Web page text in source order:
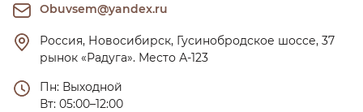
Obuvsem@yandex.ru
Россия, Новосибирск, Гусинобродское шоссе, 37
рынок «Радуга». Место А-123
Пн: Выходной
Вт: 05:00–12:00